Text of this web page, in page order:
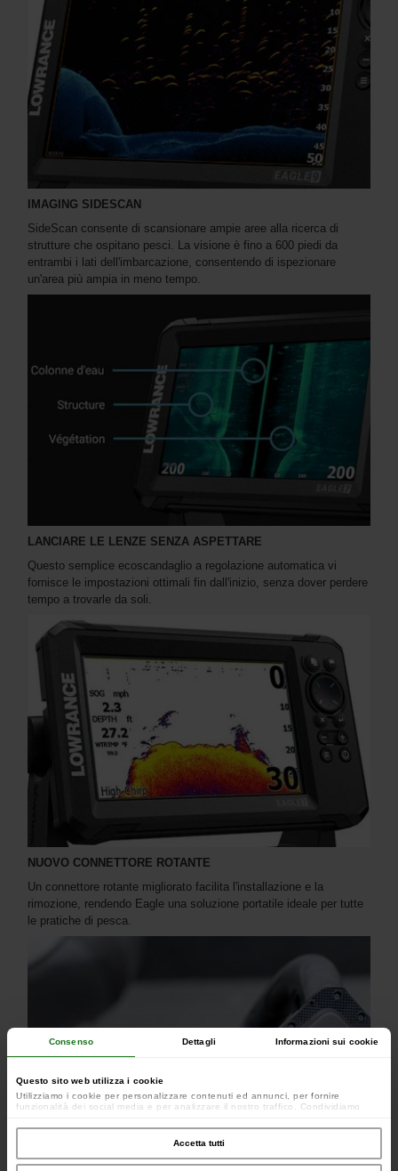
Consenso Dettagli Informazioni sui cookie
Questo sito web utilizza i cookie
Utilizziamo i cookie per personalizzare contenuti ed annunci, per fornire
funzionalità dei social media e per analizzare il nostro traffico. Condividiamo
occupano di analisi dei dati web, pubblicità e social media, i quali potrebbero
combinarle con altre informazioni che hai fornito loro o che hanno raccolto dal
Accetta tutti
IMAGING SIDESCAN
SideScan consente di scansionare ampie aree alla ricerca di
strutture che ospitano pesci. La visione è fino a 600 piedi da
entrambi i lati dell'imbarcazione, consentendo di ispezionare
un'area più ampia in meno tempo.
LANCIARE LE LENZE SENZA ASPETTARE
Questo semplice ecoscandaglio a regolazione automatica vi
fornisce le impostazioni ottimali fin dall'inizio, senza dover perdere
tempo a trovarle da soli.
NUOVO CONNETTORE ROTANTE
Un connettore rotante migliorato facilita l'installazione e la
rimozione, rendendo Eagle una soluzione portatile ideale per tutte
le pratiche di pesca.